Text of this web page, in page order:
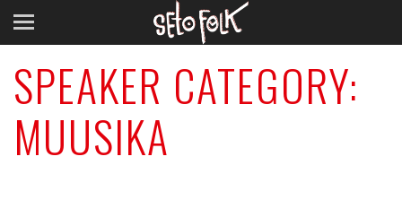
SPEAKER CATEGORY:
MUUSIKA